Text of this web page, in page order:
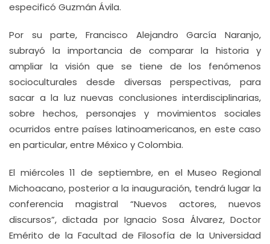
especificó Guzmán Ávila.
Por su parte, Francisco Alejandro García Naranjo,
subrayó la importancia de comparar la historia y
ampliar la visión que se tiene de los fenómenos
socioculturales desde diversas perspectivas, para
sacar a la luz nuevas conclusiones interdisciplinarias,
sobre hechos, personajes y movimientos sociales
ocurridos entre países latinoamericanos, en este caso
en particular, entre México y Colombia.
El miércoles 11 de septiembre, en el Museo Regional
Michoacano, posterior a la inauguración, tendrá lugar la
conferencia magistral “Nuevos actores, nuevos
discursos”, dictada por Ignacio Sosa Álvarez, Doctor
Emérito de la Facultad de Filosofía de la Universidad